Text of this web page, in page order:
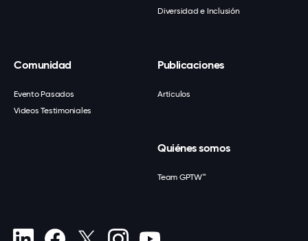
Diversidad e Inclusión
Comunidad
Evento Pasados
Videos Testimoniales
Publicaciones
Artículos
Quiénes somos
Team GPTW™